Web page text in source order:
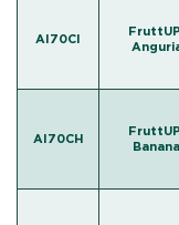
AI70CI
AI70CH
Banana